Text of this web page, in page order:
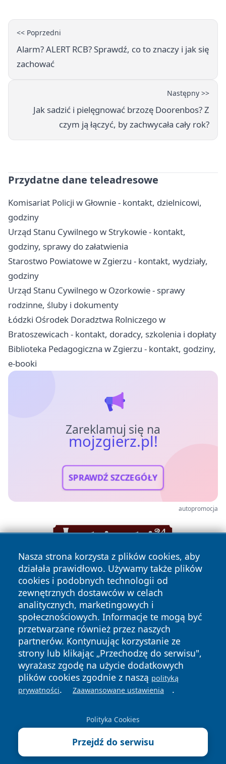
<< Poprzedni
Alarm? ALERT RCB? Sprawdź, co to znaczy i jak się
zachować
Następny >>
Jak sadzić i pielęgnować brzozę Doorenbos? Z
czym ją łączyć, by zachwycała cały rok?
Przydatne dane teleadresowe
Komisariat Policji w Głownie - kontakt, dzielnicowi,
godziny
Urząd Stanu Cywilnego w Strykowie - kontakt,
godziny, sprawy do załatwienia
Starostwo Powiatowe w Zgierzu - kontakt, wydziały,
godziny
Urząd Stanu Cywilnego w Ozorkowie - sprawy
rodzinne, śluby i dokumenty
Łódzki Ośrodek Doradztwa Rolniczego w
Bratoszewicach - kontakt, doradcy, szkolenia i dopłaty
Biblioteka Pedagogiczna w Zgierzu - kontakt, godziny,
e-booki
Zareklamuj się na
mojzgierz.pl!
SPRAWDŹ SZCZEGÓŁY
autopromocja
Nasza strona korzysta z plików cookies, aby
działała prawidłowo. Używamy także plików
cookies i podobnych technologii od
zewnętrznych dostawców w celach
analitycznych, marketingowych i
społecznościowych. Informacje te mogą być
przetwarzane również przez naszych
partnerów. Kontynuując korzystanie ze
strony lub klikając „Przechodzę do serwisu",
wyrażasz zgodę na użycie dodatkowych
plików cookies zgodnie z naszą polityką
prywatności. Zaawansowane ustawienia .
Polityka Cookies
Przejdź do serwisu
Copyright © 2026 mojzgierz.pl Wszystkie prawa zastrzeżone.
News Autorzy
Polityka
Prywatności
Polityka
Cookies